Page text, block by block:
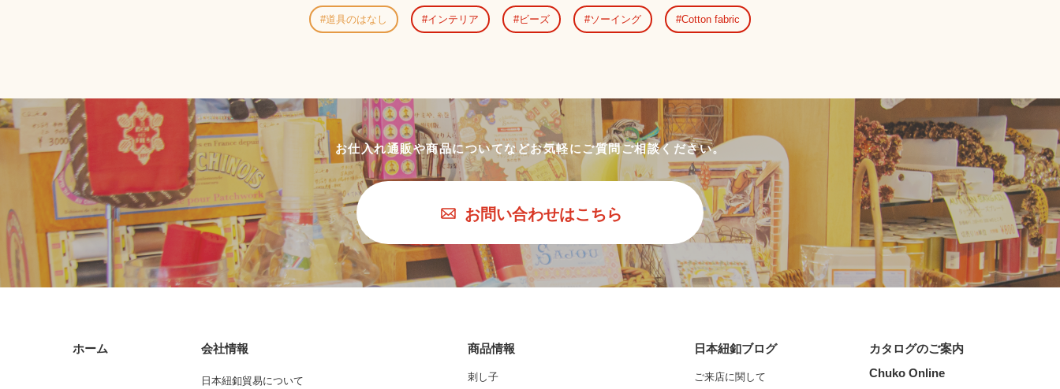
道具のはなし インテリア ビーズ ソーイング Cotton fabric
お仕入れ通販や商品についてなどお気軽にご質問ご相談ください。
お問い合わせはこちら
ホーム 会社情報
日本紐釦貿易について
商品情報
刺し子
日本紐釦ブログ
ご来店に関して
カタログのご案内
Chuko Online